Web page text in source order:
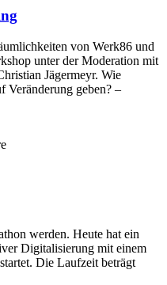
von Werk86 und
unter der Moderation mit
Jägermeyr. Wie
Veränderung geben? –
werden. Heute hat ein
Digitalisierung mit einem
Die Laufzeit beträgt